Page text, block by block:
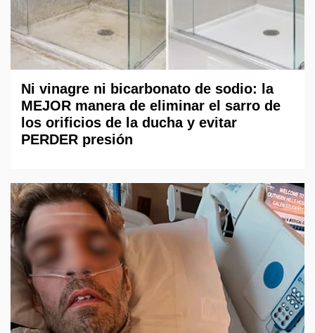
Ni vinagre ni bicarbonato de sodio: la
MEJOR manera de eliminar el sarro de
los orificios de la ducha y evitar
PERDER presión